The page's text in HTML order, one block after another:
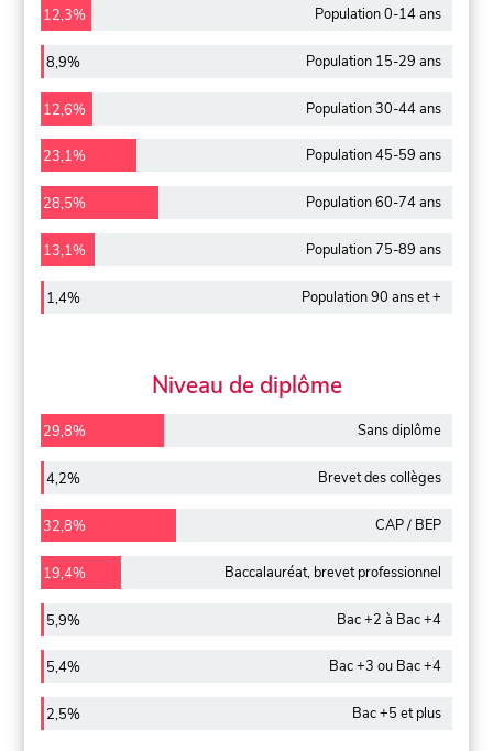
12,3% Population 0-14 ans
8,9% Population 15-29 ans
12,6% Population 30-44 ans
23,1% Population 45-59 ans
28,5% Population 60-74 ans
13,1% Population 75-89 ans
1,4% Population 90 ans et +
Niveau de diplôme
29,8% Sans diplôme
4,2% Brevet des collèges
32,8% CAP / BEP
19,4% Baccalauréat, brevet professionnel
5,9% Bac +2 à Bac +4
5,4% Bac +3 ou Bac +4
2,5% Bac +5 et plus